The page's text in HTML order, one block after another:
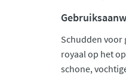
Schudden voor
royaal op het
schone,